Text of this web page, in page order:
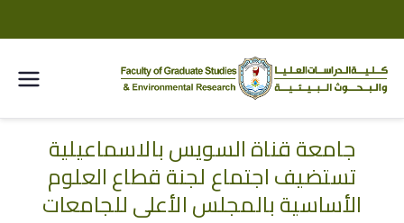
المحتوى
كلية
الدراسا
ت
جامعة قناة السويس بالاسماعيلية
تستضيف اجتماع لجنة قطاع العلوم
الأساسية بالمجلس الأعلى للجامعات